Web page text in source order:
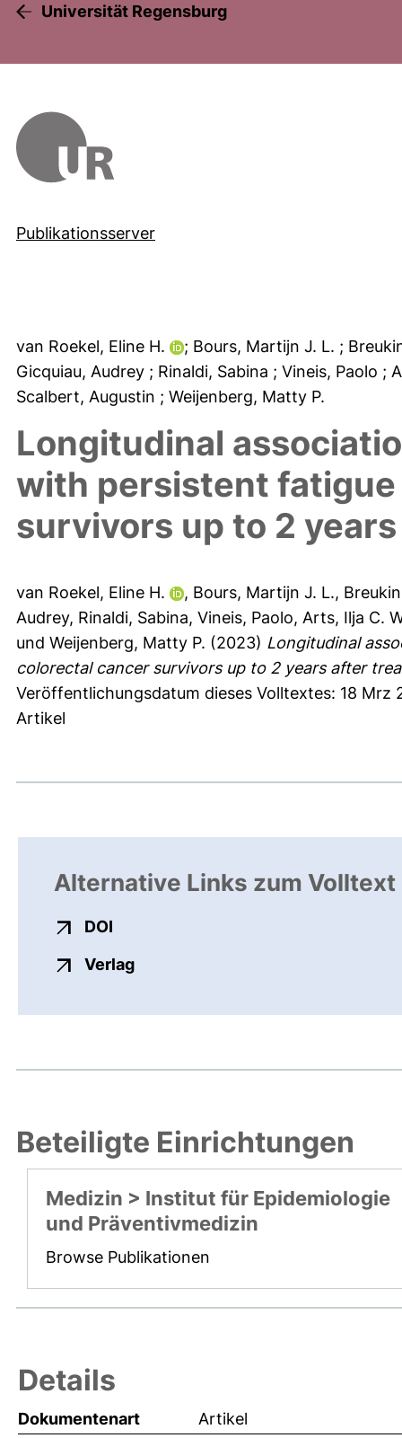
Universität Regensburg
Publikationsserver
van Roekel, Eline H. ; Bours, Martijn J. L. ;
Gicquiau, Audrey ; Rinaldi, Sabina ; Vineis, Paolo ;
Scalbert, Augustin ; Weijenberg, Matty P.
Longitudinal
with persistent
survivors up to 2
van Roekel, Eline H. , Bours, Martijn J. L.,
Audrey, Rinaldi, Sabina, Vineis, Paolo, Arts, Ilja C.
und Weijenberg, Matty P. (2023) Longitudinal
colorectal cancer survivors up to 2 years after
Veröffentlichungsdatum dieses Volltextes: 18 Mrz
Artikel
Alternative Links zum Volltext
DOI
Verlagexterner Link, öffnet neues
Beteiligte Einrichtungen
Medizin > Institut für Epidemiologie
und Präventivmedizin
Browse Publikationen
Details
Dokumentenart
Artikel